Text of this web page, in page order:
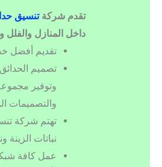
تقدم شركةتنسيق
داخل المنازل والفلل
تقديم أفضل
تصميم
وتوفير
والتصميمات
تهتم شركة
نباتات الزينة
عمل كافة